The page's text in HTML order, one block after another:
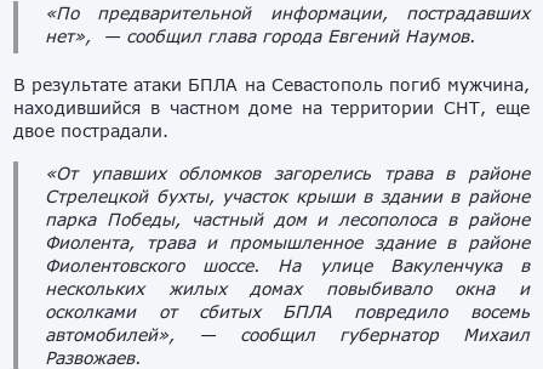
«По предварительной информации, пострадавших
нет», — сообщил глава города Евгений Наумов.
В результате атаки БПЛА на Севастополь погиб мужчина,
находившийся в частном доме на территории СНТ, еще
двое пострадали.
«От упавших обломков загорелись трава в районе
Стрелецкой бухты, участок крыши в здании в районе
парка Победы, частный дом и лесополоса в районе
Фиолента, трава и промышленное здание в районе
Фиолентовского шоссе. На улице Вакуленчука в
нескольких жилых домах повыбивало окна и
осколками от сбитых БПЛА повредило восемь
автомобилей», — сообщил губернатор Михаил
Развожаев.